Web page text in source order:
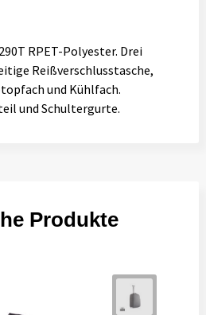
RPET-Polyester. Drei
Reißverschlusstasche,
und Kühlfach.
und Schultergurte.
Produkte